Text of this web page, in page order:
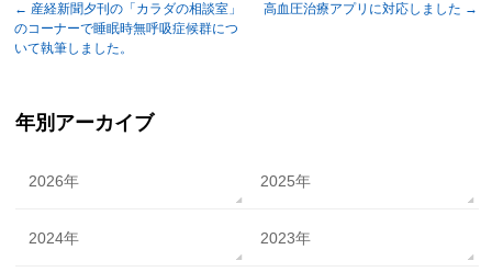
← 産経新聞夕刊の「カラダの相談室」
のコーナーで睡眠時無呼吸症候群につ
いて執筆しました。
高血圧治療アプリに対応しました →
年別アーカイブ
2026年 2025年
2024年 2023年